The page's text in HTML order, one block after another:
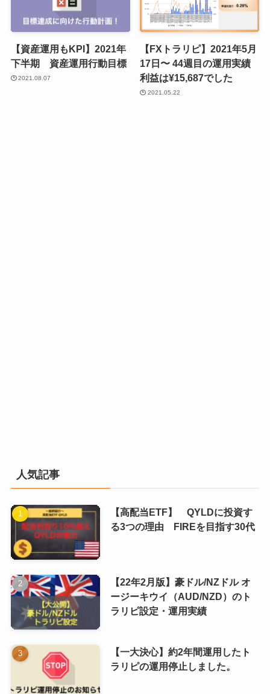
【資産運用もKPI】2021年
下半期 資産運用行動目標
2021.08.07
【FXトラリピ】2021年5月
17日〜 44週目の運用実績
利益は¥15,687でした
2021.05.22
人気記事
【高配当ETF】 QYLDに投資す
る3つの理由 FIREを目指す30代
【22年2月版】豪ドル/NZドル オ
ージーキウイ（AUD/NZD）のト
ラリピ設定・運用実績
【一大決心】約2年間運用したト
ラリピの運用停止しました。